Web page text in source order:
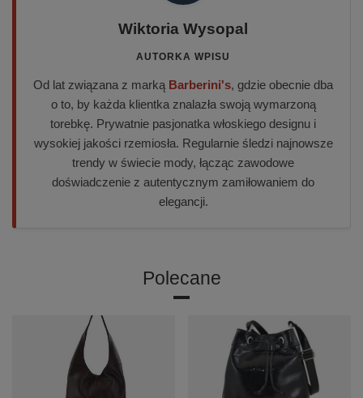
Wiktoria Wysopal
AUTORKA WPISU
Od lat związana z marką Barberini's, gdzie obecnie dba
o to, by każda klientka znalazła swoją wymarzoną
torebkę. Prywatnie pasjonatka włoskiego designu i
wysokiej jakości rzemiosła. Regularnie śledzi najnowsze
trendy w świecie mody, łącząc zawodowe
doświadczenie z autentycznym zamiłowaniem do
elegancji.
Polecane